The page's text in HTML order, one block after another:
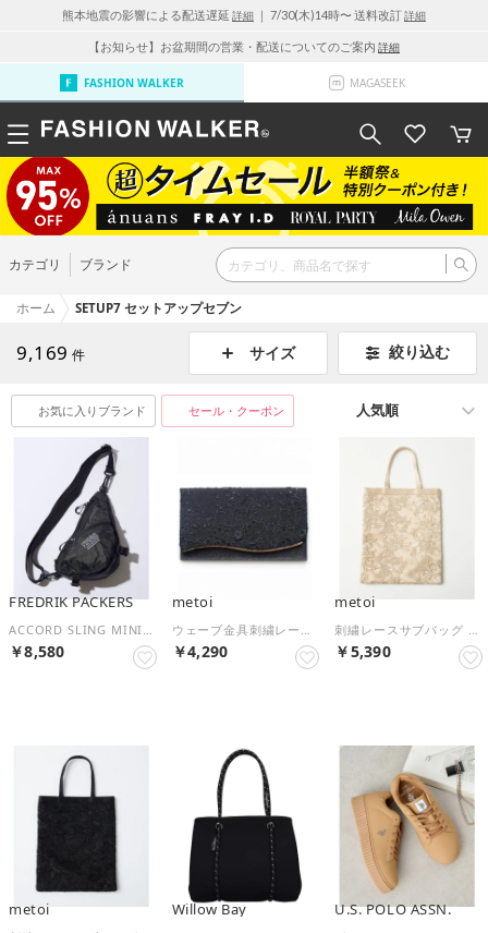
熊本地震の影響による配送遅延 詳細 ｜ 7/30(木)14時〜 送料改訂詳細
【お知らせ】お盆期間の営業・配送についてのご案内 詳細
FASHION WALKER MAGASEEK
カテゴリ ブランド
ホーム SETUP7 セットアップセブン
9,169 件 サイズ 絞り込む
お気に入りブランド セール・クーポン
FREDRIK PACKERS
￥8,580
metoi
￥4,290
metoi
￥5,390
metoi Willow Bay U.S. POLO ASSN.